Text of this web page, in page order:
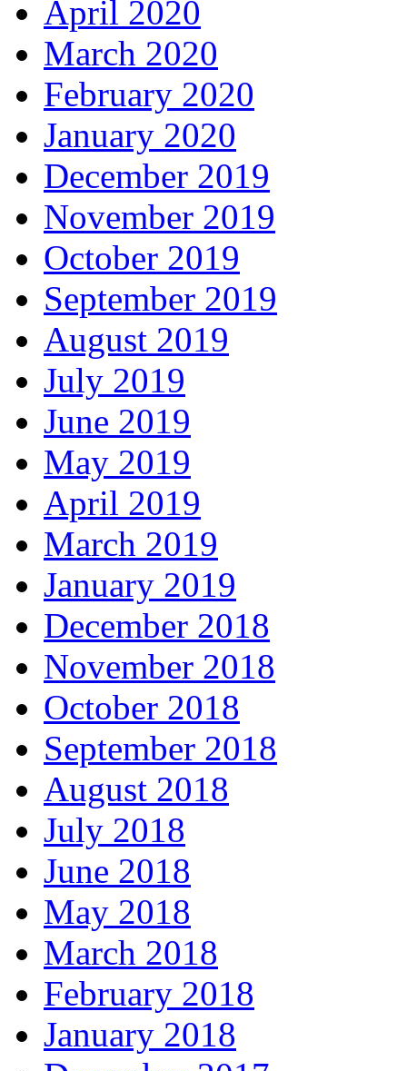
April 2020
March 2020
February 2020
January 2020
December 2019
November 2019
October 2019
September 2019
August 2019
July 2019
June 2019
May 2019
April 2019
March 2019
January 2019
December 2018
November 2018
October 2018
September 2018
August 2018
July 2018
June 2018
May 2018
March 2018
February 2018
January 2018